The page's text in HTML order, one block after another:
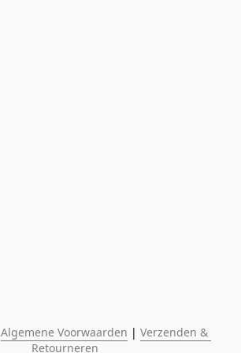
Algemene Voorwaarden | Verzenden &
Retourneren